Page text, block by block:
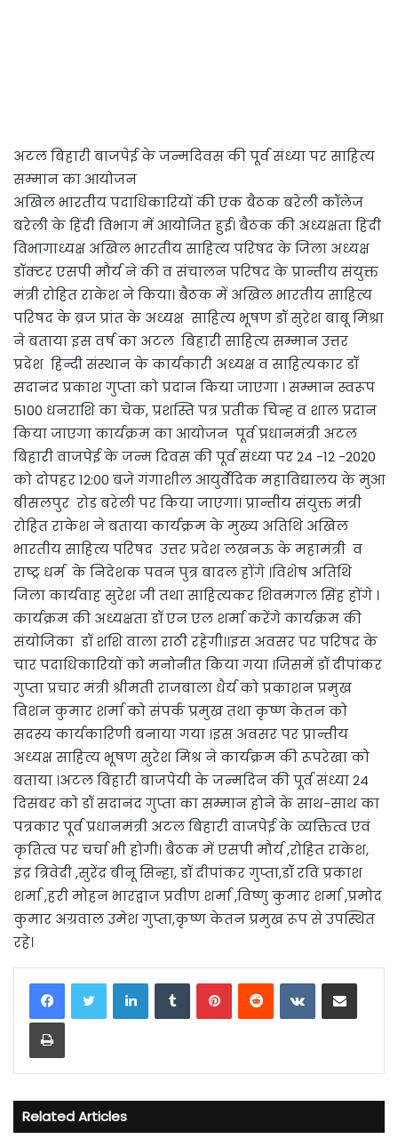
अटल बिहारी बाजपेई के जन्मदिवस की पूर्व संध्या पर साहित्य
सम्मान का आयोजन
अखिल भारतीय पदाधिकारियों की एक बैठक बरेली कॉलेज
बरेली के हिंदी विभाग में आयोजित हुई। बैठक की अध्यक्षता हिंदी
विभागाध्यक्ष अखिल भारतीय साहित्य परिषद के जिला अध्यक्ष
डॉक्टर एसपी मौर्य ने की व संचालन परिषद के प्रान्तीय संयुक्त
मंत्री रोहित राकेश ने किया। बैठक में अखिल भारतीय साहित्य
परिषद के ब्रज प्रांत के अध्यक्ष साहित्य भूषण डॉ सुरेश बाबू मिश्रा
ने बताया इस वर्ष का अटल बिहारी साहित्य सम्मान उत्तर
प्रदेश हिन्दी संस्थान के कार्यकारी अध्यक्ष व साहित्यकार डॉ
सदानंद प्रकाश गुप्ता को प्रदान किया जाएगा । सम्मान स्वरूप
5100 धनराशि का चेक, प्रशस्ति पत्र प्रतीक चिन्ह व शाल प्रदान
किया जाएगा कार्यक्रम का आयोजन पूर्व प्रधानमंत्री अटल
बिहारी वाजपेई के जन्म दिवस की पूर्व संध्या पर 24 -12 -2020
को दोपहर 12:00 बजे गंगाशील आयुर्वेदिक महाविद्यालय के मुआ
बीसलपुर रोड बरेली पर किया जाएगा। प्रान्तीय संयुक्त मंत्री
रोहित राकेश ने बताया कार्यक्रम के मुख्य अतिथि अखिल
भारतीय साहित्य परिषद उत्तर प्रदेश लखनऊ के महामंत्री व
राष्ट्र धर्म के निदेशक पवन पुत्र बादल होंगे ।विशेष अतिथि
जिला कार्यवाह सुरेश जी तथा साहित्यकर शिवमंगल सिंह होंगे ।
कार्यक्रम की अध्यक्षता डॉ एन एल शर्मा करेंगे कार्यक्रम की
संयोजिका डॉ शशि वाला राठी रहेगी।।इस अवसर पर परिषद के
चार पदाधिकारियों को मनोनीत किया गया ।जिसमें डॉ दीपांकर
गुप्ता प्रचार मंत्री श्रीमती राजबाला धैर्य को प्रकाशन प्रमुख
विशन कुमार शर्मा को संपर्क प्रमुख तथा कृष्ण केतन को
सदस्य कार्यकारिणी बनाया गया ।इस अवसर पर प्रान्तीय
अध्यक्ष साहित्य भूषण सुरेश मिश्र ने कार्यक्रम की रूपरेखा को
बताया ।अटल बिहारी बाजपेयी के जन्मदिन की पूर्व संध्या 24
दिसंबर को डॉ सदानंद गुप्ता का सम्मान होने के साथ-साथ का
पत्रकार पूर्व प्रधानमंत्री अटल बिहारी वाजपेई के व्यक्तित्व एवं
कृतित्व पर चर्चा भी होगी। बैठक में एसपी मौर्य ,रोहित राकेश,
इंद्र त्रिवेदी ,सुरेंद्र बीनू सिन्हा, डॉ दीपांकर गुप्ता,डॉ रवि प्रकाश
शर्मा ,हरी मोहन भारद्वाज प्रवीण शर्मा ,विष्णु कुमार शर्मा ,प्रमोद
कुमार अग्रवाल उमेश गुप्ता,कृष्ण केतन प्रमुख रूप से उपस्थित
रहे।
LinkedInTumblrPinterestReddit VKontakteShare via Email
Print
Related Articles